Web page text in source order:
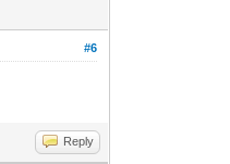
#6
Reply